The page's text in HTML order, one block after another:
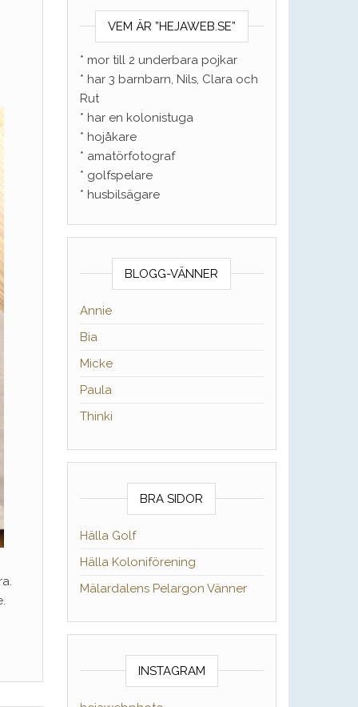
VEM ÄR ”HEJAWEB.SE”
* mor till 2 underbara pojkar
* har 3 barnbarn, Nils, Clara och
Rut
* har en kolonistuga
* hojåkare
* amatörfotograf
* golfspelare
* husbilsägare
BLOGG-VÄNNER
Annie
Bia
Micke
Paula
Thinki
BRA SIDOR
Hälla Golf
Hälla Koloniförening
Mälardalens Pelargon Vänner
INSTAGRAM